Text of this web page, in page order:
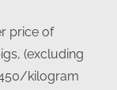
price of
(excluding
kilogram